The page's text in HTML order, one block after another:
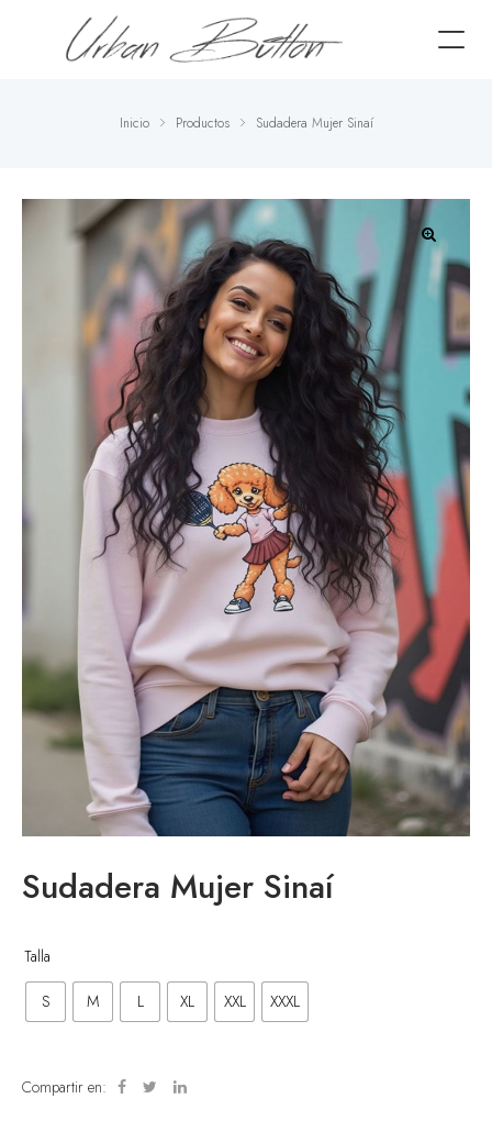
Inicio Productos Sudadera Mujer Sinaí
Sudadera Mujer Sinaí
Talla
S M L XL XXL XXXL
Compartir en: